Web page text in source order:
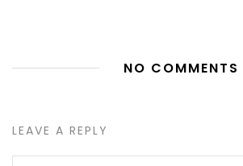
NO COMMENTS
LEAVE A REPLY